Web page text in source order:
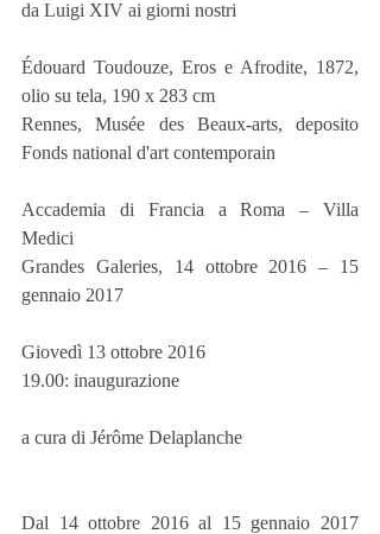
da Luigi XIV ai giorni nostri
Édouard Toudouze, Eros e Afrodite, 1872,
olio su tela, 190 x 283 cm
Rennes, Musée des Beaux-arts, deposito
Fonds national d'art contemporain
Accademia di Francia a Roma – Villa
Medici
Grandes Galeries, 14 ottobre 2016 – 15
gennaio 2017
Giovedì 13 ottobre 2016
19.00: inaugurazione
a cura di Jérôme Delaplanche
Dal 14 ottobre 2016 al 15 gennaio 2017